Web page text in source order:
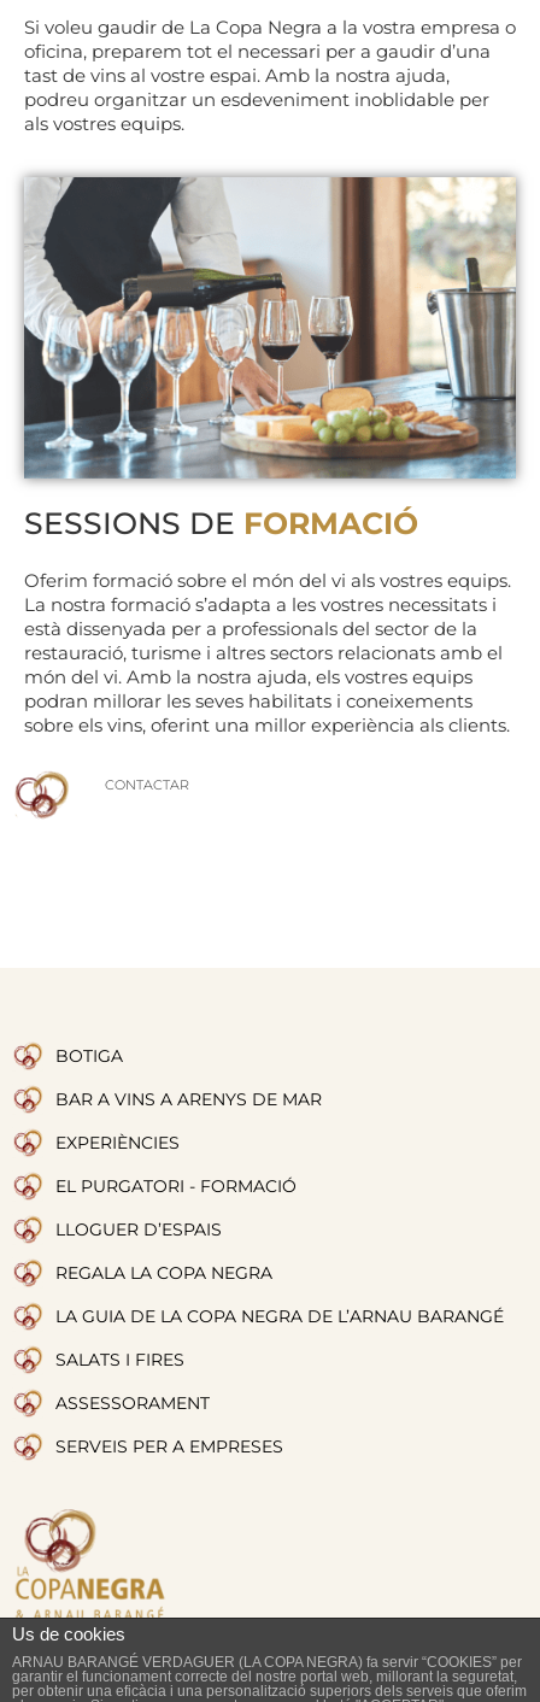
Si voleu gaudir de La Copa Negra a la vostra empresa o
oficina, preparem tot el necessari per a gaudir d’una
tast de vins al vostre espai. Amb la nostra ajuda,
podreu organitzar un esdeveniment inoblidable per
als vostres equips.
SESSIONS DE FORMACIÓ
Oferim formació sobre el món del vi als vostres equips.
La nostra formació s’adapta a les vostres necessitats i
està dissenyada per a professionals del sector de la
restauració, turisme i altres sectors relacionats amb el
món del vi. Amb la nostra ajuda, els vostres equips
podran millorar les seves habilitats i coneixements
sobre els vins, oferint una millor experiència als clients.
CONTACTAR
Riera del Bisbe Pol, 40
08350 Arenys de Mar, Barcelona
937 922 413
BOTIGA
BAR A VINS A ARENYS DE MAR
EXPERIÈNCIES
EL PURGATORI - FORMACIÓ
LLOGUER D’ESPAIS
REGALA LA COPA NEGRA
LA GUIA DE LA COPA NEGRA DE L’ARNAU BARANGÉ
SALATS I FIRES
ASSESSORAMENT
SERVEIS PER A EMPRESES
Us de cookies
ARNAU BARANGÉ VERDAGUER (LA COPA NEGRA) fa servir “COOKIES” per
garantir el funcionament correcte del nostre portal web, millorant la seguretat,
per obtenir una eficàcia i una personalització superiors dels serveis que oferim